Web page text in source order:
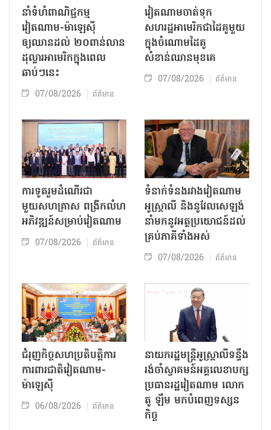
នាំទំហំពាណិជ្ជកម្ម
វៀតណាម-ម៉ាឡេស៊ី
ឲ្យឈានដល់ ២០ពាន់លាន
ដុល្លារអាមេរិកក្នុងពេល
ឆាប់ៗនេះ
07/08/2026 ព័ត៌មាន
វៀតណាមចាត់ទុក
សហរដ្ឋអាមេរិកជាដៃគូមួយ
ក្នុងចំណោមដៃគូ
សំខាន់ឈានមុខគេ
07/08/2026 ព័ត៌មាន
ការទូតរួមដំណើរជា
មួយសហគ្រាស ពង្រីកលំហ
អភិវឌ្ឍន៍សម្រាប់វៀតណាម
07/08/2026 ព័ត៌មាន
ទំនាក់ទំនងរវាងវៀតណាម
អូស្ត្រាលី និងនូវែលសេឡង់
នាំមកនូវអត្ថប្រយោជន៍ដល់
គ្រប់ភាគីទាំងអស់
07/08/2026 ព័ត៌មាន
ជំរុញកិច្ចសហប្រតិបត្តិការ
ការពារជាតិវៀតណាម-
ម៉ាឡេស៊ី
06/08/2026 ព័ត៌មាន
នាយករដ្ឋមន្ត្រីអូស្ត្រាលីទន្ទឹង
រង់ចាំស្វាគមន៍អគ្គលេខាបក្ស
ប្រធានរដ្ឋវៀតណាម លោក
តូ ឡឹម មកបំពេញទស្សន
កិច្ច